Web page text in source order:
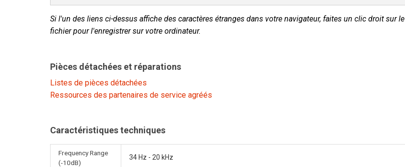
Si l'un des liens ci-dessus affiche des caractères étranges dans votre navigateur, faites un clic droit sur le
fichier pour l'enregistrer sur votre ordinateur.
Pièces détachées et réparations
Listes de pièces détachées
Ressources des partenaires de service agréés
Caractéristiques techniques
Frequency Range
(-10dB)
34 Hz - 20 kHz